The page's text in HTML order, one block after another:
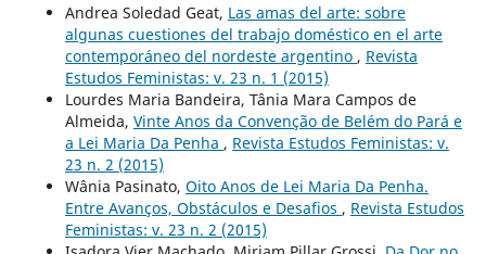
Andrea Soledad Geat, Las amas del arte: sobre
algunas cuestiones del trabajo doméstico en el arte
contemporáneo del nordeste argentino , Revista
Estudos Feministas: v. 23 n. 1 (2015)
Lourdes Maria Bandeira, Tânia Mara Campos de
Almeida, Vinte Anos da Convenção de Belém do Pará e
a Lei Maria Da Penha , Revista Estudos Feministas: v.
23 n. 2 (2015)
Wânia Pasinato, Oito Anos de Lei Maria Da Penha.
Entre Avanços, Obstáculos e Desafios , Revista Estudos
Feministas: v. 23 n. 2 (2015)